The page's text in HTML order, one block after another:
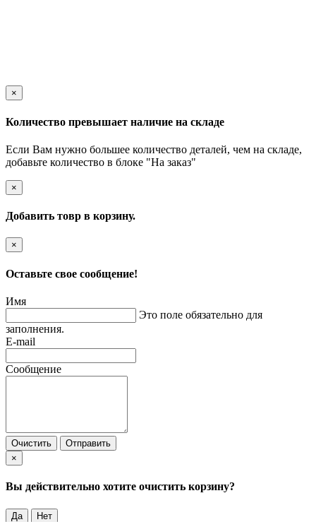
×
Количество превышает наличие на складе
Если Вам нужно большее количество деталей, чем на складе,
добавьте количество в блоке "На заказ"
×
Добавить товр в корзину.
×
Оставьте свое сообщение!
Имя
Это поле обязательно для
заполнения.
E-mail
Сообщение
Очистить
Отправить
×
Вы действительно хотите очистить корзину?
Да Нет